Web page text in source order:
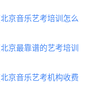
京音乐艺考培训怎么
京最靠谱的艺考培训
京音乐艺考机构收费